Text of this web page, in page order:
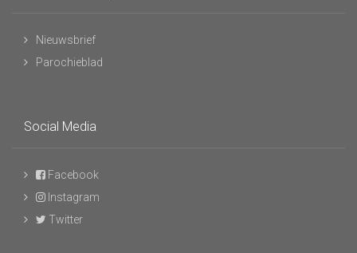
Nieuwsbrief
Parochieblad
Social Media
Facebook
Instagram
Twitter